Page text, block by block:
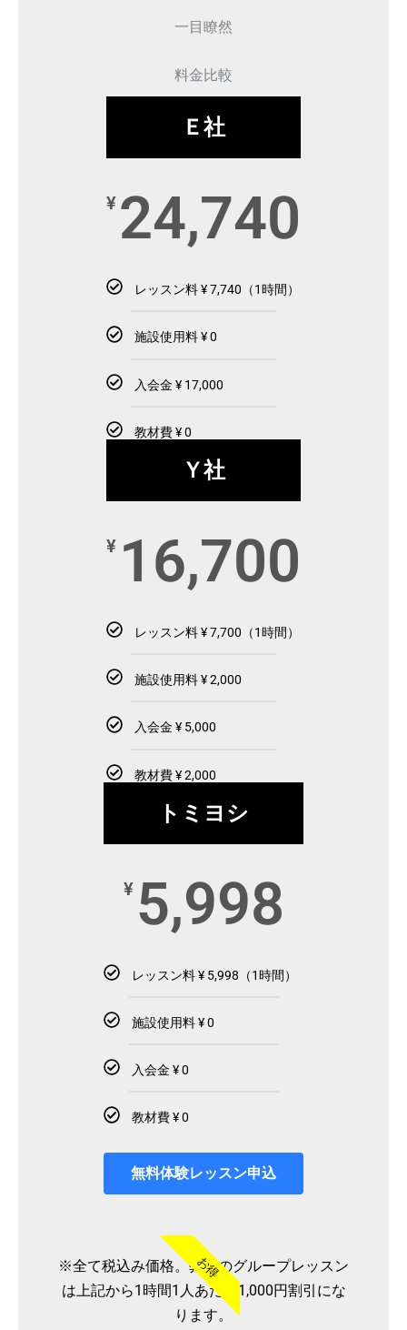
一目瞭然
料金比較
Ｅ社
¥ 24,740
レッスン料 ¥ 7,740（1時間）
施設使用料 ¥ 0
入会金 ¥ 17,000
教材費 ¥ 0
Ｙ社
¥ 16,700
レッスン料 ¥ 7,700（1時間）
施設使用料 ¥ 2,000
入会金 ¥ 5,000
教材費 ¥ 2,000
トミヨシ
¥ 5,998
レッスン料 ¥ 5,998（1時間）
施設使用料 ¥ 0
入会金 ¥ 0
教材費 ¥ 0
無料体験レッスン申込
お得
※全て税込み価格。弊社のグループレッスン
は上記から1時間1人あたり1,000円割引にな
ります。